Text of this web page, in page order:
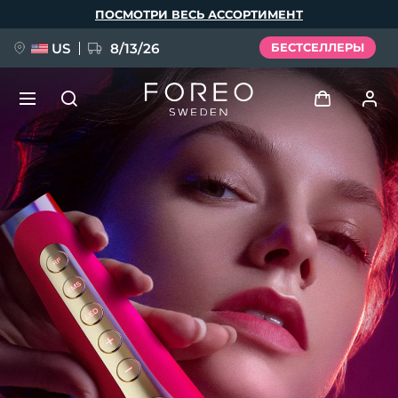
ПОСМОТРИ ВЕСЬ АССОРТИМЕНТ
US 8/13/26 БЕСТСЕЛЛЕРЫ
Войти
Профиль пользователя
Мои приборы
Мои заказы
Мои адреса
Мои подписки
НОВИНКА
FAQ™ Pure Beauty-Tech Elixir
BREAKING NEWS
issa™ Teeth Whitening Set
Язык
English Deutsch
Español
Français
Italiano
Português
Polski
Svenska
Русский
Türkçe
简体中文 繁體中文